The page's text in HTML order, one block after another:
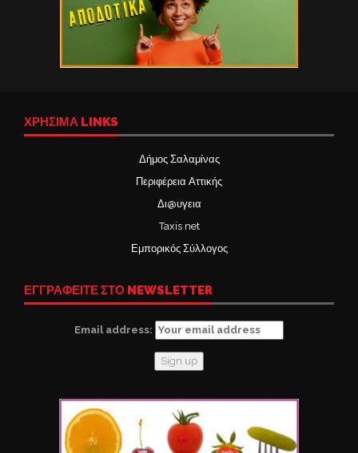
ΧΡΉΣΙΜΑ LINKS
Δήμος Σαλαμίνας
Περιφέρεια Αττικής
Δι@υγεια
Taxis net
Εμπορικός Σύλλογος
ΕΓΓΡΑΦΕΙΤΕ ΣΤΟ NEWSLETTER
Email address: